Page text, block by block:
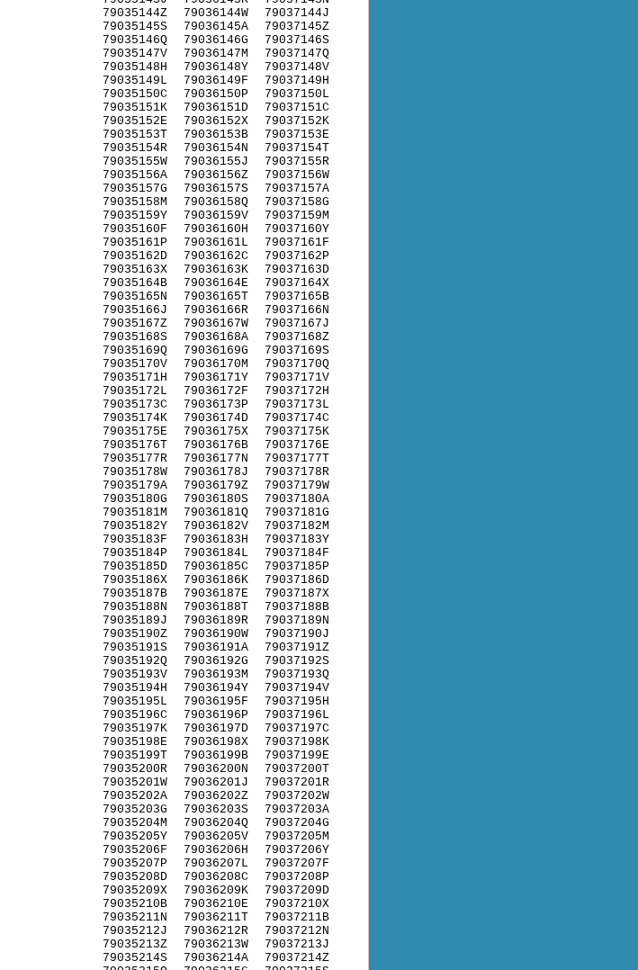
79035144Z
79035145S
79035146Q
79035147V
79035148H
79035149L
79035150C
79035151K
79035152E
79035153T
79035154R
79035155W
79035156A
79035157G
79035158M
79035159Y
79035160F
79035161P
79035162D
79035163X
79035164B
79035165N
79035166J
79035167Z
79035168S
79035169Q
79035170V
79035171H
79035172L
79035173C
79035174K
79035175E
79035176T
79035177R
79035178W
79035179A
79035180G
79035181M
79035182Y
79035183F
79035184P
79035185D
79035186X
79035187B
79035188N
79035189J
79035190Z
79035191S
79035192Q
79035193V
79035194H
79035195L
79035196C
79035197K
79035198E
79035199T
79035200R
79035201W
79035202A
79035203G
79035204M
79035205Y
79035206F
79035207P
79035208D
79035209X
79035210B
79035211N
79035212J
79035213Z
79035214S
79036144W
79036145A
79036146G
79036147M
79036148Y
79036149F
79036150P
79036151D
79036152X
79036153B
79036154N
79036155J
79036156Z
79036157S
79036158Q
79036159V
79036160H
79036161L
79036162C
79036163K
79036164E
79036165T
79036166R
79036167W
79036168A
79036169G
79036170M
79036171Y
79036172F
79036173P
79036174D
79036175X
79036176B
79036177N
79036178J
79036179Z
79036180S
79036181Q
79036182V
79036183H
79036184L
79036185C
79036186K
79036187E
79036188T
79036189R
79036190W
79036191A
79036192G
79036193M
79036194Y
79036195F
79036196P
79036197D
79036198X
79036199B
79036200N
79036201J
79036202Z
79036203S
79036204Q
79036205V
79036206H
79036207L
79036208C
79036209K
79036210E
79036211T
79036212R
79036213W
79036214A
79037144J
79037145Z
79037146S
79037147Q
79037148V
79037149H
79037150L
79037151C
79037152K
79037153E
79037154T
79037155R
79037156W
79037157A
79037158G
79037159M
79037160Y
79037161F
79037162P
79037163D
79037164X
79037165B
79037166N
79037167J
79037168Z
79037169S
79037170Q
79037171V
79037172H
79037173L
79037174C
79037175K
79037176E
79037177T
79037178R
79037179W
79037180A
79037181G
79037182M
79037183Y
79037184F
79037185P
79037186D
79037187X
79037188B
79037189N
79037190J
79037191Z
79037192S
79037193Q
79037194V
79037195H
79037196L
79037197C
79037198K
79037199E
79037200T
79037201R
79037202W
79037203A
79037204G
79037205M
79037206Y
79037207F
79037208P
79037209D
79037210X
79037211B
79037212N
79037213J
79037214Z